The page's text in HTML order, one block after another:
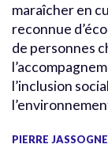
maraîcher en
reconnue
de personnes
l’inclusion
PIERRE JASSOGNE